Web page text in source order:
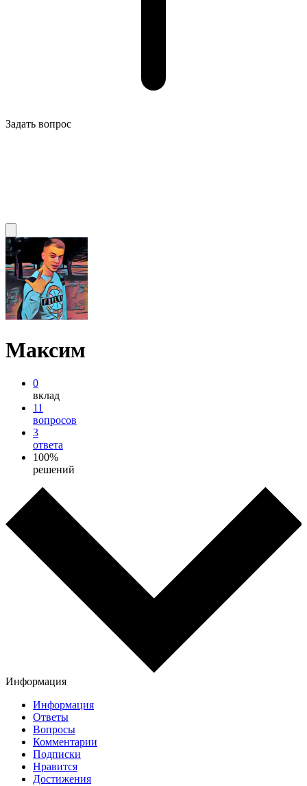
Задать вопрос
Максим
0
вклад
11
вопросов
3
ответа
100%
решений
Информация
Информация
Ответы
Вопросы
Комментарии
Подписки
Нравится
Достижения